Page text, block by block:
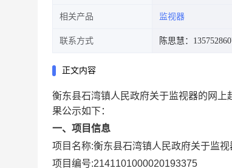
相关产品 监视器
联系方式 陈思慧：
正文内容
衡东县石湾镇人民政府关于监视器的网上
果公示如下：
一、项目信息
项目名称:衡东县石湾镇人民政府关于监
项目编号:2141101000020193375